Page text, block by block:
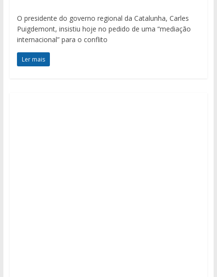
O presidente do governo regional da Catalunha, Carles
Puigdemont, insistiu hoje no pedido de uma “mediação
internacional” para o conflito
Ler mais